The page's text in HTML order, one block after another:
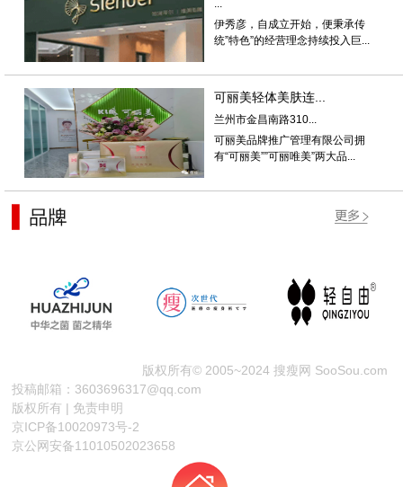
伊秀彦，自成立开始，便秉承传
统”特色”的经营理念持续投入巨...
可丽美轻体美肤连...
兰州市金昌南路310...
可丽美品牌推广管理有限公司拥
有“可丽美””可丽唯美”两大品...
版权所有© 2005~2024 搜瘦网 SooSou.com
投稿邮箱：3603696317@qq.com
版权所有 | 免责申明
京ICP备10020973号-2
京公网安备11010502023658